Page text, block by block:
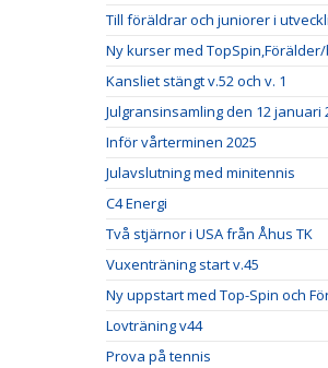
Till föräldrar och juniorer i
Ny kurser med
Kansliet stängt v.52 och v. 1
Julgransinsamling den 12 januari
Inför vårterminen 2025
Julavslutning med minitennis
C4 Energi
Två stjärnor i USA från Åhus TK
Vuxenträning start v.45
Ny uppstart med Top-Spin och
Lovträning v44
Prova på tennis